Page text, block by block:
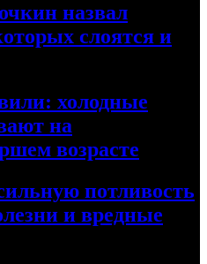
назвал
слоятся и
холодные
на
возрасте
потливость
и вредные